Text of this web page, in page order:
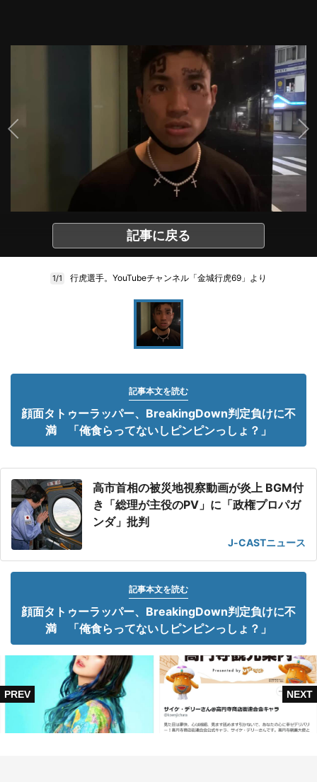
記事に戻る
1/1 行虎選手。YouTubeチャンネル「金城行虎69」より
記事本文を読む
顔面タトゥーラッパー、BreakingDown判定負けに不
満 「俺食らってないしピンピンっしょ？」
高市首相の被災地視察動画が炎上 BGM付
き「総理が主役のPV」に「政権プロパガ
ンダ」批判
J-CASTニュース
記事本文を読む
顔面タトゥーラッパー、BreakingDown判定負けに不
満 「俺食らってないしピンピンっしょ？」